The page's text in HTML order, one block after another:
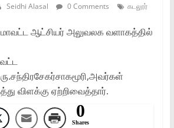
Seidhi Alasal 0 Comments கடலூர்
ஆட்சியர் அலுவலக வளாகத்தில்
விளக்கு ஏற்றிவைத்தார்.
0
Shares